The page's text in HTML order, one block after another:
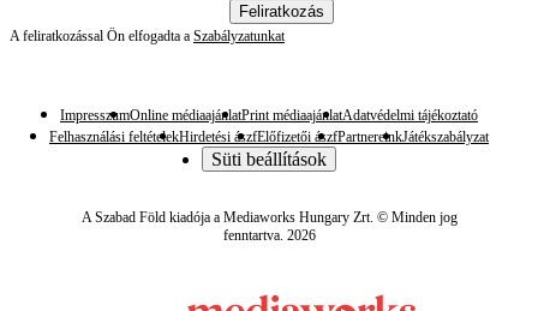
Feliratkozás
A feliratkozással Ön elfogadta a Szabályzatunkat
ImpresszumOnline médiaajánlatPrint médiaajánlatAdatvédelmi tájékoztató
Felhasználási feltételekHirdetési ászfElőfizetői ászfPartnereinkJátékszabályzat
Süti beállítások
A Szabad Föld kiadója a Mediaworks Hungary Zrt. © Minden jog
fenntartva. 2026